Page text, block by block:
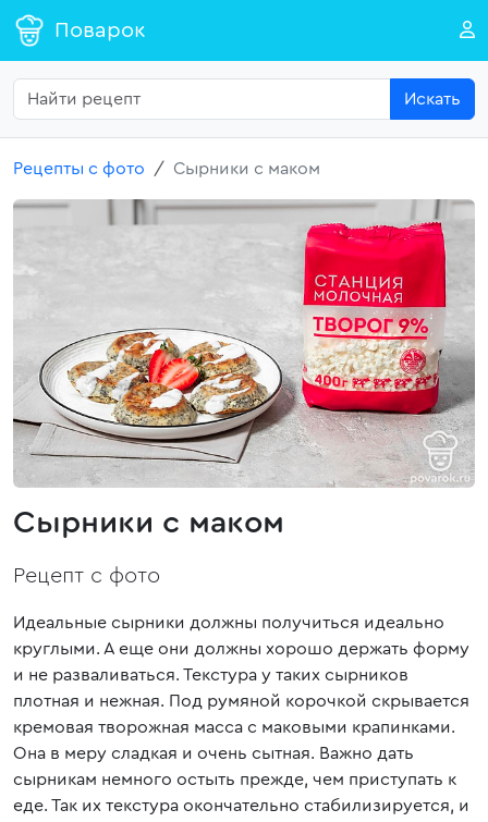
Поварок
Искать
Рецепты с фото Сырники с маком
Сырники с маком
Рецепт с фото
Идеальные сырники должны получиться идеально
круглыми. А еще они должны хорошо держать форму
и не разваливаться. Текстура у таких сырников
плотная и нежная. Под румяной корочкой скрывается
кремовая творожная масса с маковыми крапинками.
Она в меру сладкая и очень сытная. Важно дать
сырникам немного остыть прежде, чем приступать к
еде. Так их текстура окончательно стабилизируется, и